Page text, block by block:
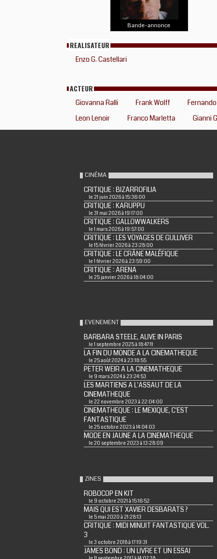
Bande-annonce
REALISATEUR
Enzo G. Castellari
ACTEUR
Giovanna Ralli Frank Wolff
Leon Lenoir
Franco Marletta Gianni
CINÉMA
CRITIQUE : BIZARROFILIA
le 21 juin 2026 à 15:36:00
CRITIQUE : KARUPPU
le 31 mai 2026 à 19:17:00
CRITIQUE : GALLOWWALKERS
le 1 mars 2026 à 19:57:00
CRITIQUE : LES VOYAGES DE GULLIVER
le 15 février 2026 à 23:28:00
CRITIQUE : LE CRÂNE MALÉFIQUE
le 1 février 2026 à 23:59:00
CRITIQUE : ARENA
le 25 janvier 2026 à 18:04:00
EVENEMENT
BARBARA STEELE, ALIVE IN PARIS
le 1 septembre 2025 à 18:47:11
LA FIN DU MONDE A LA CINEMATHEQUE
le 25 août 2024 à 23:18:55
PETER WEIR A LA CINEMATHEQUE
le 9 mars 2024 à 23:24:53
LES MARTIENS A L'ASSAUT DE LA
CINEMATHEQUE
le 22 novembre 2023 à 22:04:00
CINEMATHEQUE : LE MEXIQUE, C'EST
FANTASTIQUE
le 25 octobre 2023 à 14:04:03
MODE EN JAUNE A LA CINEMATHEQUE
le 20 septembre 2023 à 13:28:09
ZINES
ROBOCOP EN KIT
le 9 octobre 2021 à 15:16:52
MAIS QUI EST XAVIER DESBARATS ?
le 5 mai 2020 à 21:28:13
CRITIQUE : MIDI MINUIT FANTASTIQUE VOL.
3
le 3 octobre 2018 à 17:19:31
JAMES BOND : UN LIVRE ET UN ESSAI